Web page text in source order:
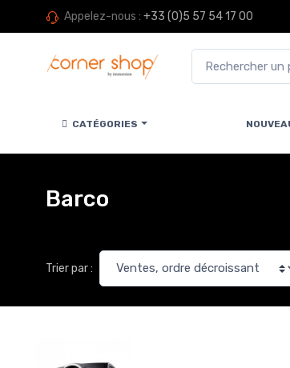
Appelez-nous : +33 (0)5 57 54 17 00
CATÉGORIES
Barco
Trier par :